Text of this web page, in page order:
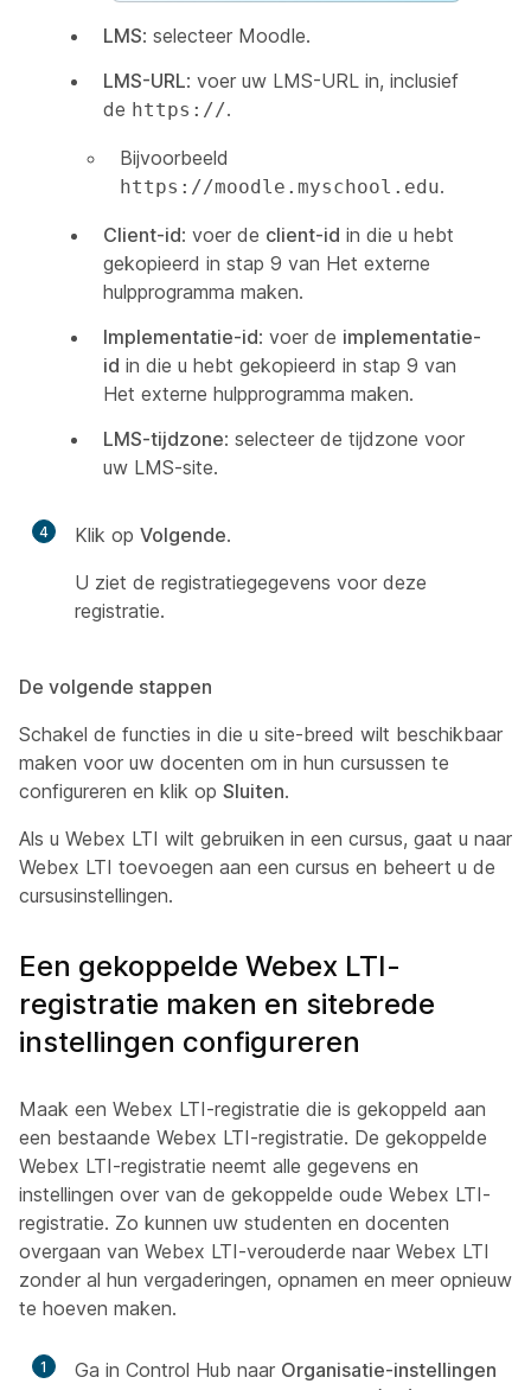
LMS: selecteer Moodle.
LMS-URL: voer uw LMS-URL in, inclusief
de https://.
Bijvoorbeeld
https://moodle.myschool.edu.
Client-id: voer de client-id in die u hebt
gekopieerd in stap 9 van Het externe
hulpprogramma maken.
Implementatie-id: voer de implementatie-
id in die u hebt gekopieerd in stap 9 van
Het externe hulpprogramma maken.
LMS-tijdzone: selecteer de tijdzone voor
uw LMS-site.
4 Klik op Volgende.
U ziet de registratiegegevens voor deze
registratie.
De volgende stappen
Schakel de functies in die u site-breed wilt beschikbaar
maken voor uw docenten om in hun cursussen te
configureren en klik op Sluiten.
Als u Webex LTI wilt gebruiken in een cursus, gaat u naar
Webex LTI toevoegen aan een cursus en beheert u de
cursusinstellingen.
Een gekoppelde Webex LTI-
registratie maken en sitebrede
instellingen configureren
Maak een Webex LTI-registratie die is gekoppeld aan
een bestaande Webex LTI-registratie. De gekoppelde
Webex LTI-registratie neemt alle gegevens en
instellingen over van de gekoppelde oude Webex LTI-
registratie. Zo kunnen uw studenten en docenten
overgaan van Webex LTI-verouderde naar Webex LTI
zonder al hun vergaderingen, opnamen en meer opnieuw
te hoeven maken.
1 Ga in Control Hub naar Organisatie-instellingen